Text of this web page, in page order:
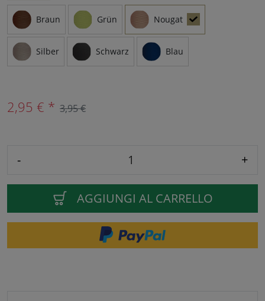
Braun Grün Nougat
Silber Schwarz Blau
2,95 € * 3,95 €
- +
AGGIUNGI AL CARRELLO